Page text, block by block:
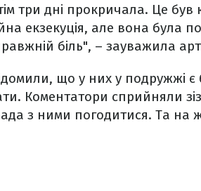
три дні прокричала. Це
екзекуція, але вона була
біль", – зауважила
що у них у подружжі
Коментатори сприйняли
з ними погодитися. Та на